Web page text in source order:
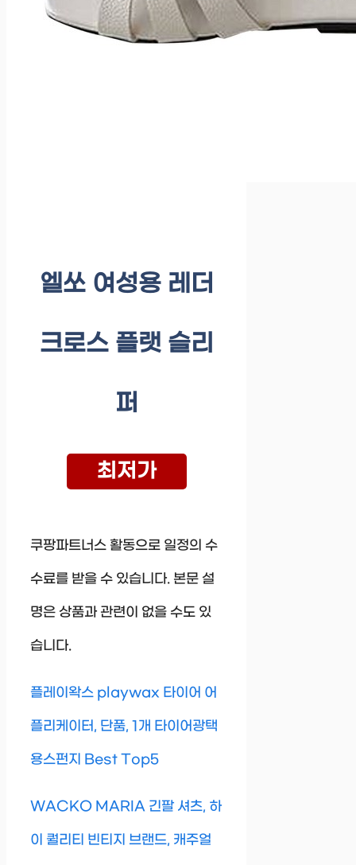
엘쏘 여성용 레더
크로스 플랫 슬리
퍼
최저가
쿠팡파트너스 활동으로 일정의 수
수료를 받을 수 있습니다. 본문 설
명은 상품과 관련이 없을 수도 있
습니다.
플레이왁스 playwax 타이어 어
플리케이터, 단품, 1개 타이어광택
용스펀지 Best Top5
WACKO MARIA 긴팔 셔츠, 하
이 퀄리티 빈티지 브랜드, 캐주얼